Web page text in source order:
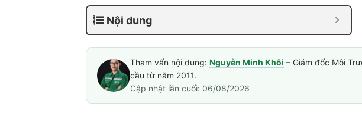
Nội dung
Tham vấn nội dung: Nguyễn Minh Khôi – Giám đốc Môi
cầu từ năm 2011.
Cập nhật lần cuối: 06/08/2026